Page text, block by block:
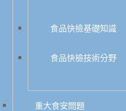
食品快檢基礎知識
食品快檢技術分野
重大食安問題